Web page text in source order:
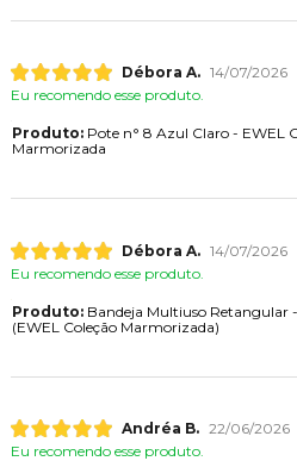
Débora A. 14/07/2026
Eu recomendo esse produto.
Produto:Pote n° 8 Azul Claro - EWEL
Marmorizada
Débora A. 14/07/2026
Eu recomendo esse produto.
Produto:Bandeja Multiuso Retangular
(EWEL Coleção Marmorizada)
Andréa B. 22/06/2026
Eu recomendo esse produto.